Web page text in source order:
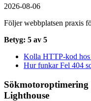
2026-08-06
Följer webbplatsen praxis
Betyg: 5 av 5
Kolla HTTP-kod
Hur funkar Fel 404
Sökmotoroptimering
Lighthouse